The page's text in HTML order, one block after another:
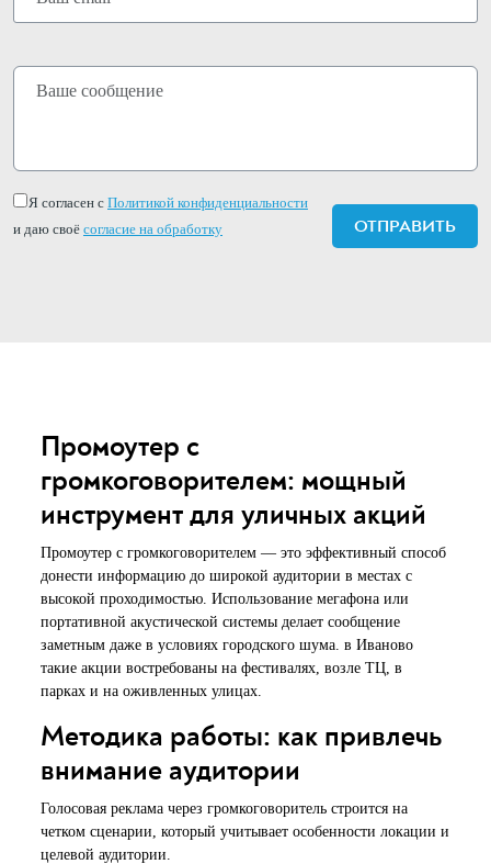
Я согласен с Политикой конфиденциальности
и даю своё согласие на обработку
Промоутер с
громкоговорителем: мощный
инструмент для уличных акций
Промоутер с громкоговорителем — это эффективный способ
донести информацию до широкой аудитории в местах с
высокой проходимостью. Использование мегафона или
портативной акустической системы делает сообщение
заметным даже в условиях городского шума. в Иваново
такие акции востребованы на фестивалях, возле ТЦ, в
парках и на оживленных улицах.
Методика работы: как привлечь
внимание аудитории
Голосовая реклама через громкоговоритель строится на
четком сценарии, который учитывает особенности локации и
целевой аудитории.